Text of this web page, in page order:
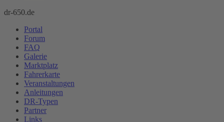
dr-650.de
Portal
Forum
FAQ
Galerie
Marktplatz
Fahrerkarte
Veranstaltungen
Anleitungen
DR-Typen
Partner
Links